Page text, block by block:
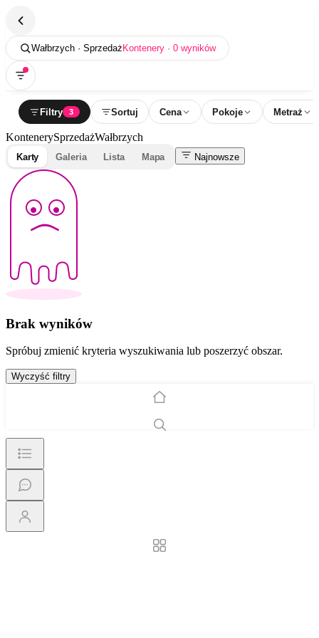
Wałbrzych · Sprzedaż Kontenery · 0 wyników
Filtry 3 Sortuj Cena Pokoje Metraż
KontenerySprzedażWałbrzych
Karty Galeria Lista Mapa Najnowsze
Brak wyników
Spróbuj zmienić kryteria wyszukiwania lub poszerzyć obszar.
Wyczyść filtry